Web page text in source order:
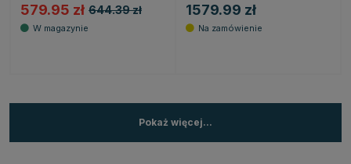
579.95 zł 644.39 zł 1579.99 zł
Pokaż więcej...